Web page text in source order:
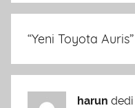
“Yeni Toyota Auris
harun dedi